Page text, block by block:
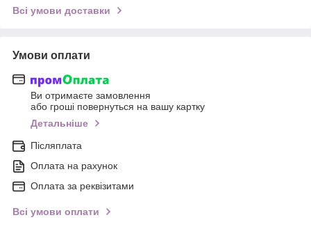
Всі умови доставки
Умови оплати
Ви отримаєте замовлення
або гроші повернуться на вашу картку
Детальніше
Післяплата
Оплата на рахунок
Оплата за реквізитами
Всі умови оплати